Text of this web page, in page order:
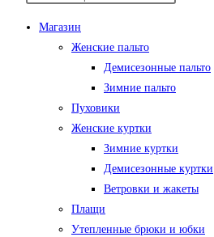
Магазин
Женские пальто
Демисезонные пальто
Зимние пальто
Пуховики
Женские куртки
Зимние куртки
Демисезонные куртки
Ветровки и жакеты
Плащи
Утепленные брюки и юбки